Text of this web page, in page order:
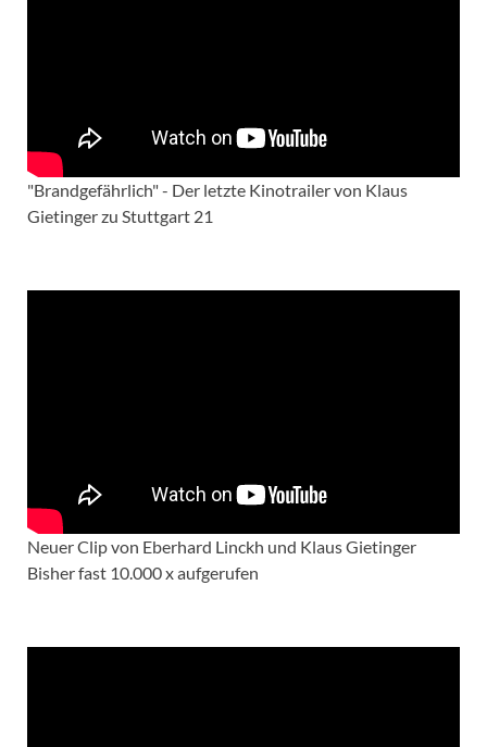
"Brandgefährlich" - Der letzte Kinotrailer von Klaus
Gietinger zu Stuttgart 21
Neuer Clip von Eberhard Linckh und Klaus Gietinger
Bisher fast 10.000 x aufgerufen